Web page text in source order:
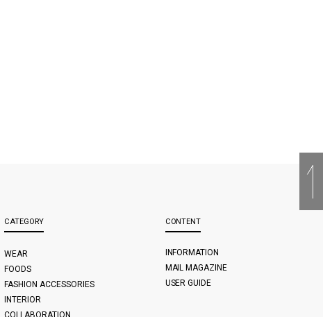
CATEGORY
WEAR
FOODS
FASHION ACCESSORIES
INTERIOR
COLLABORATION
CONTENT
INFORMATION
MAIL MAGAZINE
USER GUIDE